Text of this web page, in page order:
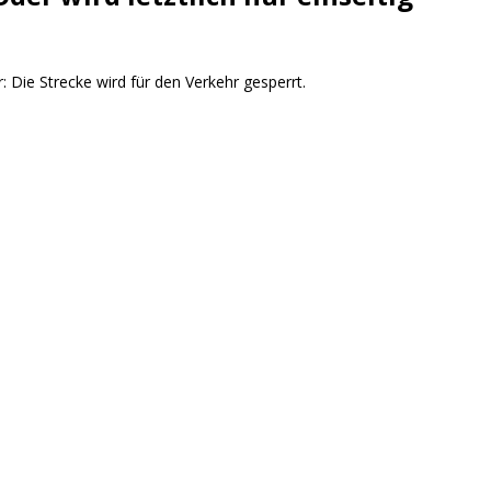
Strecke wird für den Verkehr gesperrt.